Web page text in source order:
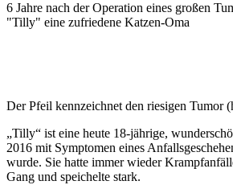
6 Jahre nach der Operation eines großen
"Tilly" eine zufriedene Katzen-Oma
Der Pfeil kennzeichnet den riesigen Tumor
„Tilly“ ist eine heute 18-jährige,
2016 mit Symptomen eines
wurde. Sie hatte immer wieder
Gang und speichelte stark.